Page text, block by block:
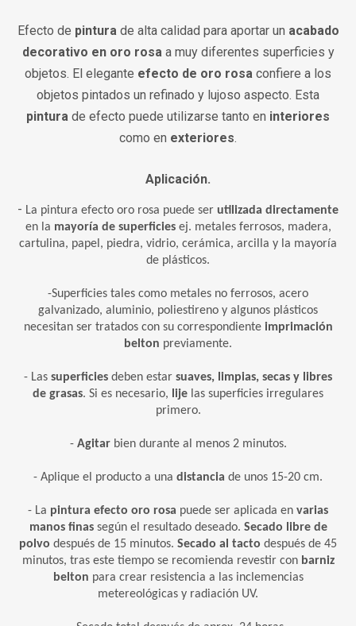
Efecto de pinturade alta calidad para aportar un acabado
decorativo en oro rosaa muy diferentes superficies y
objetos. El elegante efecto de oro rosa confiere a los
objetos pintados un refinado y lujoso aspecto. Esta
pintura de efecto puede utilizarse tanto en interiores
como en exteriores.
Aplicación.
- La pintura efecto oro rosa puede ser utilizada directamente
en la mayoría de superficiesej. metales ferrosos, madera,
cartulina, papel, piedra, vidrio, cerámica, arcilla y la mayoría
de plásticos.
-Superficies tales como metales no ferrosos, acero
galvanizado, aluminio, poliestireno y algunos plásticos
necesitan ser tratados con su correspondiente imprimación
belton previamente.
- Las superficies deben estar suaves, limpias, secas y libres
de grasas. Si es necesario, lije las superficies irregulares
primero.
- Agitarbien durante al menos 2 minutos.
- Aplique el producto a una distancia de unos 15-20 cm.
- La pintura efecto oro rosa puede ser aplicada en varias
manos finassegún el resultado deseado. Secado libre de
polvo después de 15 minutos. Secado al tacto después de 45
minutos, tras este tiempo se recomienda revestir con barniz
belton para crear resistencia a las inclemencias
metereológicas y radiación UV.